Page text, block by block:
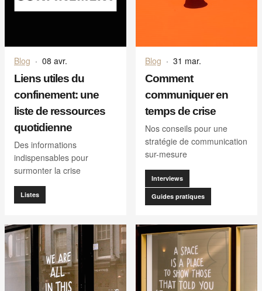
Blog · 08 avr.
Liens utiles du
confinement: une
liste de ressources
quotidienne
Des informations
indispensables pour
surmonter la crise
Listes
Blog · 31 mar.
Comment
communiquer en
temps de crise
Nos conseils pour une
stratégie de communication
sur-mesure
Interviews
Guides pratiques